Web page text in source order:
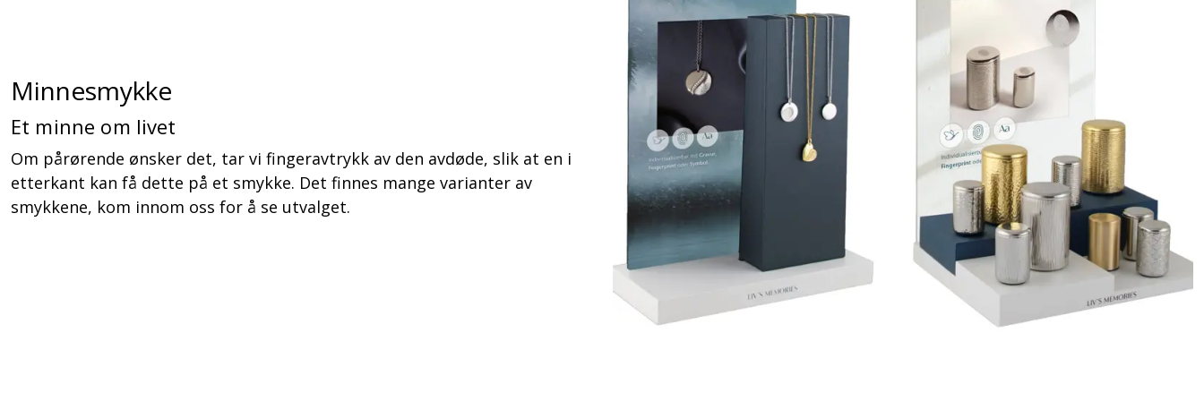
Minnesmykke
Et minne om livet
Om pårørende ønsker det, tar vi fingeravtrykk av den avdøde, slik at en i
etterkant kan få dette på et smykke. Det finnes mange varianter av
smykkene, kom innom oss for å se utvalget.